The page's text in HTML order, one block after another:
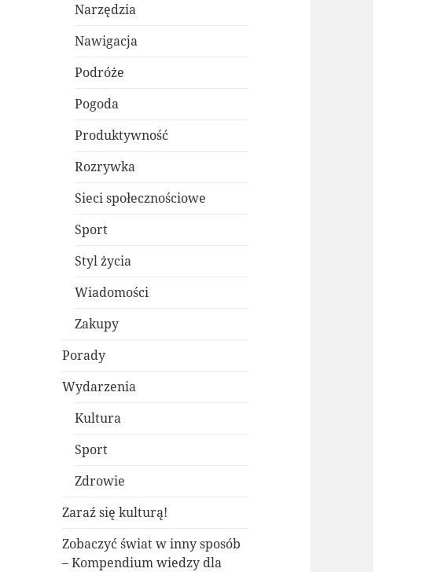
Narzędzia
Nawigacja
Podróże
Pogoda
Produktywność
Rozrywka
Sieci społecznościowe
Sport
Styl życia
Wiadomości
Zakupy
Porady
Wydarzenia
Kultura
Sport
Zdrowie
Zaraź się kulturą!
Zobaczyć świat w inny sposób
– Kompendium wiedzy dla